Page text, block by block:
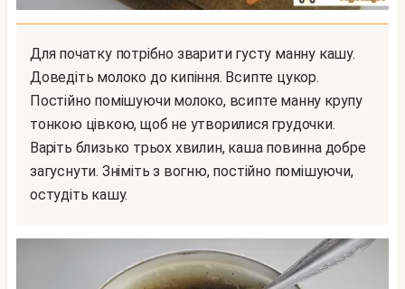
Для початку потрібно зварити густу манну кашу.
Доведіть молоко до кипіння. Всипте цукор.
Постійно помішуючи молоко, всипте манну крупу
тонкою цівкою, щоб не утворилися грудочки.
Варіть близько трьох хвилин, каша повинна добре
загуснути. Зніміть з вогню, постійно помішуючи,
остудіть кашу.